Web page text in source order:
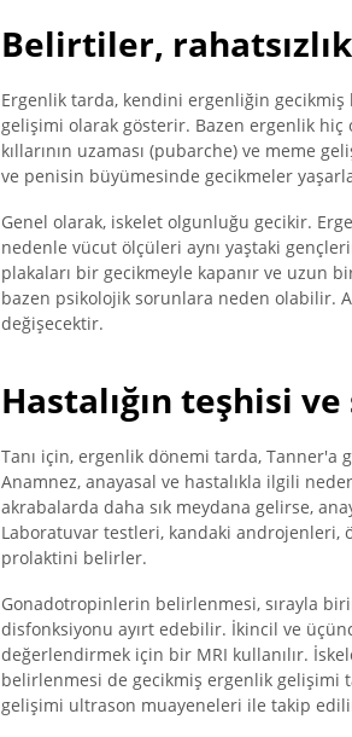
Belirtiler,
Ergenlik tarda, kendini ergenliğin gecikmiş
gelişimi olarak gösterir. Bazen ergenlik hiç
kıllarının uzaması (pubarche) ve meme
ve penisin büyümesinde gecikmeler
Genel olarak, iskelet olgunluğu gecikir.
nedenle vücut ölçüleri aynı yaştaki
plakaları bir gecikmeyle kapanır ve uzun
bazen psikolojik sorunlara neden olabilir.
değişecektir.
Hastalığın teşhisi
Tanı için, ergenlik dönemi tarda,
Anamnez, anayasal ve hastalıkla ilgili
akrabalarda daha sık meydana gelirse,
Laboratuvar testleri, kandaki androjenleri,
prolaktini belirler.
Gonadotropinlerin belirlenmesi, sırayla
disfonksiyonu ayırt edebilir. İkincil ve
değerlendirmek için bir MRI kullanılır.
belirlenmesi de gecikmiş ergenlik gelişimi
gelişimi ultrason muayeneleri ile takip